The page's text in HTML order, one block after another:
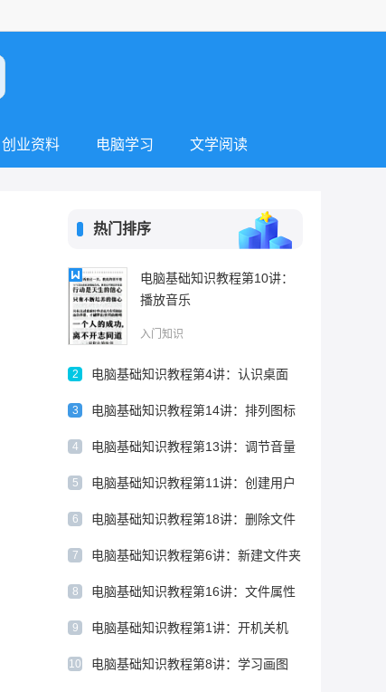
创业资料 电脑学习 文学阅读
热门排序
电脑基础知识教程第10讲：
播放音乐
入门知识
2 电脑基础知识教程第4讲：认识桌面
3 电脑基础知识教程第14讲：排列图标
4 电脑基础知识教程第13讲：调节音量
5 电脑基础知识教程第11讲：创建用户
6 电脑基础知识教程第18讲：删除文件
7 电脑基础知识教程第6讲：新建文件夹
8 电脑基础知识教程第16讲：文件属性
9 电脑基础知识教程第1讲：开机关机
10 电脑基础知识教程第8讲：学习画图